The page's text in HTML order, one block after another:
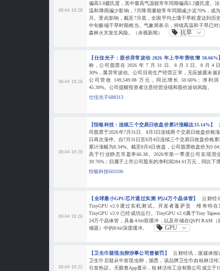
08-04 18:28
偏高3.8摄氏度，其中最高气温较常年同期偏高5.2摄氏度。
温和降雨偏少影响，7月降雨量较常年同期减少近70%，成
月。受此影响，截至7月底，全国平均土壤干旱程度达到历
中旬极端干旱时期相当。气象局表示，持续高温和干旱已
森林火灾发生风险。（央视新闻）
抗旱
08-04 18:28
【仕佳光子：股价异常波动 2026 年上半年营收增
称，公司股票在 2026 年 7 月 31 日、8 月 3 日、8 月 4
30%，属异常波动。公司目前生产经营正常，无应披露未披
公司营收 149,549.08 万元，同比增长 50.66%；净利
45.30%。公司提醒投资者注意经营业绩和股价波动风险。
仕佳光子688313
08-04 18:28
【恒银科技：连续三个交易日收盘价累计涨幅达33.14%】
司股票于2026年7月31日、8月3日连续两个交易日收盘价格
日再次涨停。自7月31日至8月4日连续三个交易日收盘价格
累计涨幅为8.34%。截至8月4日收盘，公司股票收盘价为
高于行业静态市盈率66.38。2026年第一季度公司实现营
39.76%；归属于上市公司股东的净利润284.61万元，同比下
恒银科技603106
08-04 18:26
【全球最小GPU芯片通过实测 约24万个晶体管】
云财经
TinyGPU v2.0通过实机测试。开发者蓬萨贡 · 维奇特
TinyGPU v2.0 已经成功运行。TinyGPU v2.0属于Tiny
24万个晶体管，具备4-bit双缓冲，以及存储在QSPI RAM
储器）中的8-bit深度缓冲。
GPU
08-04 18:25
【卫生巾疑现虫卵涉事公司曾被罚】
云财经讯，据媒体报
卫生巾后疑从中发现虫卵，据悉，该品牌卫生巾由桂林洁
引发热议。天眼查App显示，桂林洁伶工业有限公司成立于